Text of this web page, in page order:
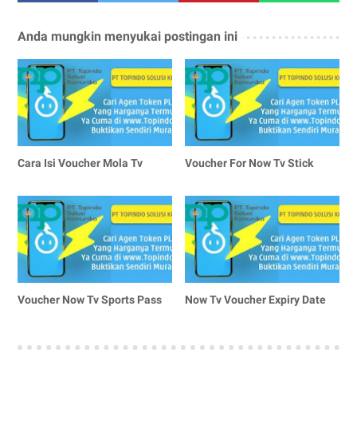
Anda mungkin menyukai postingan ini
Cara Isi Voucher Mola Tv Voucher For Now Tv Stick
Voucher Now Tv Sports Pass Now Tv Voucher Expiry Date